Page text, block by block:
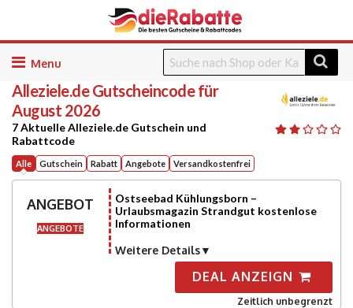
Skip
content
Alleziele.deGutscheincode für
August 2026
7 Aktuelle Alleziele.de Gutschein und
Rabattcode
Alle Gutschein Rabatt Angebote Versandkostenfrei
ANGEBOT
ANGEBOTE
Ostseebad Kühlungsborn –
Urlaubsmagazin Strandgut kostenlose
Informationen
Weitere Details
DEAL ANZEIGN
Zeitlich unbegrenzt